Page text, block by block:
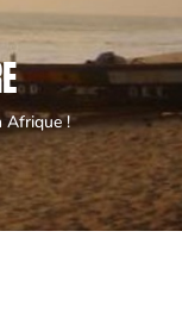
Afrique !